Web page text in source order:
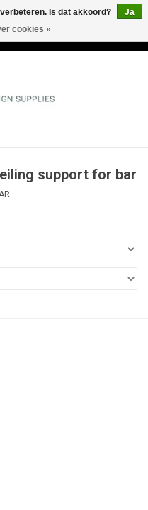
support for bar
Is dat akkoord?
Ja
cookies »